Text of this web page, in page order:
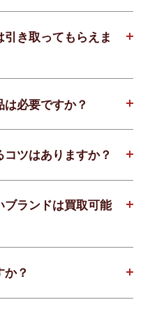
き取ってもらえま
必要ですか？
ツはありますか？
ブランドは買取可能
？